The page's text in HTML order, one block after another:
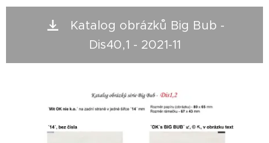
Katalog obrázků Big Bub -
Dis40,1 - 2021-11